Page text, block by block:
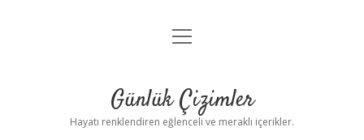
Anasayfa
Yasal Uyarı
menüyü
Günlük Çizimler
Hayatı renklendiren eğlenceli ve meraklı içerikler.